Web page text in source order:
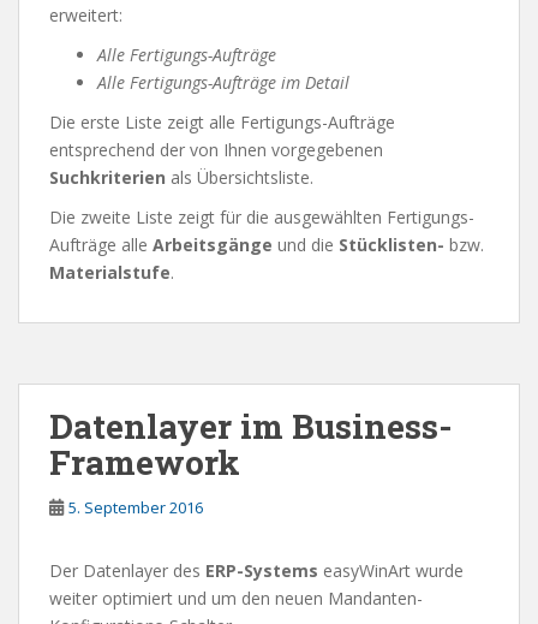
erweitert:
Alle Fertigungs-Aufträge
Alle Fertigungs-Aufträge im Detail
Die erste Liste zeigt alle Fertigungs-Aufträge
entsprechend der von Ihnen vorgegebenen
Suchkriterien als Übersichtsliste.
Die zweite Liste zeigt für die ausgewählten Fertigungs-
Aufträge alle Arbeitsgänge und die Stücklisten- bzw.
Materialstufe.
Datenlayer im Business-
Framework
5. September 2016
Der Datenlayer des ERP-Systems easyWinArt wurde
weiter optimiert und um den neuen Mandanten-